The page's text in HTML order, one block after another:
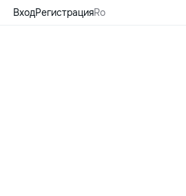
ВходРегистрацияRo